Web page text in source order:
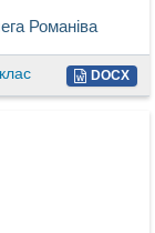
Романіва
DOCX